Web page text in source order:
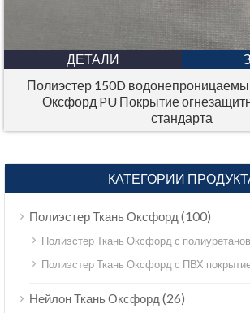
ДЕТАЛИ
Полиэстер 150D
Оксфорд PU Покрытие
стандарта
КАТЕГОРИИ
Полиэстер Ткань Оксфорд (100)
Полиэстер Ткань Оксфорд с
Полиэстер Ткань Оксфорд с ПВХ
Нейлон Ткань Оксфорд (26)